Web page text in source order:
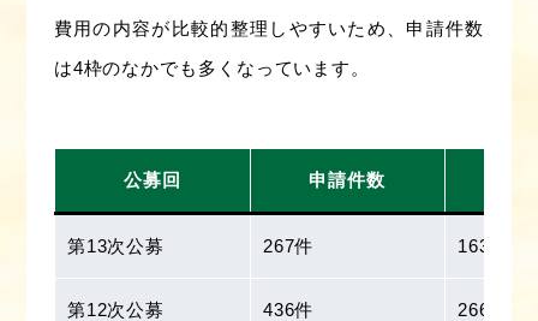
費用の内容が比較的整理しやすいため、申請件数
は4枠のなかでも多くなっています。
公募回 申請件数
第13次公募 267件 163件
第12次公募 436件 266件